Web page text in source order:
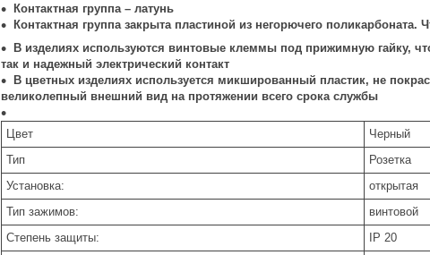
Контактная группа – латунь
Контактная группа закрыта пластиной из негорючего
В изделиях используются винтовые клеммы под прижимную гайку,
так и надежный электрический контакт
В цветных изделиях используется микшированный пластик, не
великолепный внешний вид на протяжении всего срока службы
Цвет
Черный
Тип
Розетка
Установка:
открытая
Тип зажимов:
винтовой
Степень защиты:
IP 20